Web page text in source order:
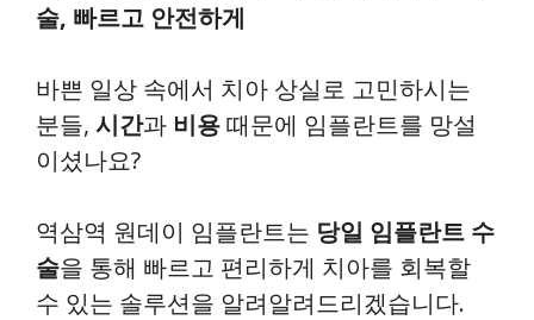
술, 빠르고 안전하게
바쁜 일상 속에서 치아 상실로 고민하시는
분들, 시간과 비용때문에 임플란트를 망설
이셨나요?
역삼역 원데이 임플란트는 당일 임플란트 수
술을 통해 빠르고 편리하게 치아를 회복할
수 있는 솔루션을 알려알려드리겠습니다.